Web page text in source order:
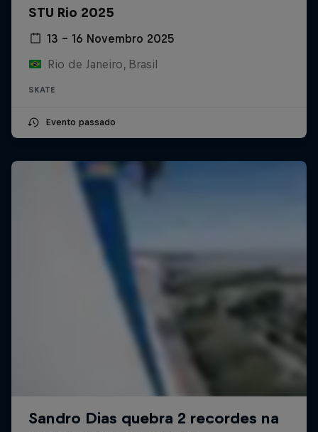
STU Rio 2025
13 – 16 Novembro 2025
Rio de Janeiro, Brasil
SKATE
Evento passado